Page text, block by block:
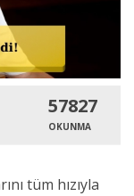
57827
OKUNMA
tüm hızıyla